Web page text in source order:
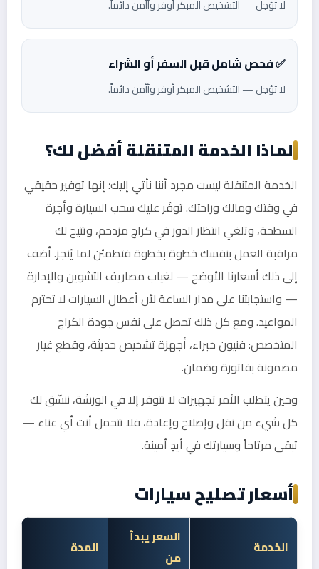
لا تؤجل — التشخيص المبكر أوفر وأأمن دائماً.
✅ فحص شامل قبل السفر أو الشراء
لا تؤجل — التشخيص المبكر أوفر وأأمن دائماً.
لماذا الخدمة المتنقلة أفضل لك؟
الخدمة المتنقلة ليست مجرد أننا نأتي إليك؛ إنها توفير حقيقي
في وقتك ومالك وراحتك. توفّر عليك سحب السيارة وأجرة
السطحة، وتلغي انتظار الدور في كراج مزدحم، وتتيح لك
مراقبة العمل بنفسك خطوة بخطوة فتطمئن لما يُنجز. أضف
إلى ذلك أسعارنا الأوضح — لغياب مصاريف التشوين والإدارة
— واستجابتنا على مدار الساعة لأن أعطال السيارات لا تحترم
المواعيد. ومع كل ذلك تحصل على نفس جودة الكراج
المتخصص: فنيون خبراء، أجهزة تشخيص حديثة، وقطع غيار
مضمونة بفاتورة وضمان.
وحين يتطلب الأمر تجهيزات لا تتوفر إلا في الورشة، ننسّق لك
كل شيء من نقل وإصلاح وإعادة، فلا تتحمل أنت أي عناء —
تبقى مرتاحاً وسيارتك في أيدٍ أمينة.
أسعار تصليح سيارات
الخدمة
السعر يبدأ
من
المدة